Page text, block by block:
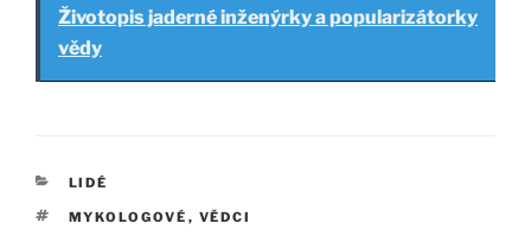
Životopis jaderné inženýrky a popularizátorky
vědy
RUBRIKY
LIDÉ
ŠTÍTKY
MYKOLOGOVÉ , VĚDCI